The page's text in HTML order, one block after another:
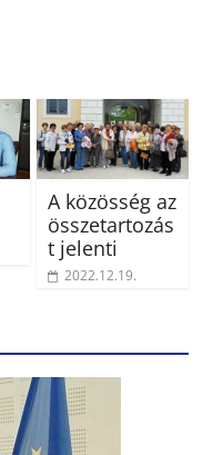
A közösség az
összetartozás
t jelenti
2022.12.19.